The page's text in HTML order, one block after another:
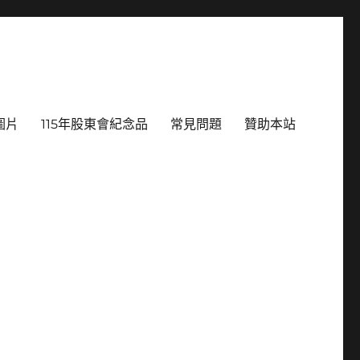
片 115年股東會紀念品 常見問題 贊助本站